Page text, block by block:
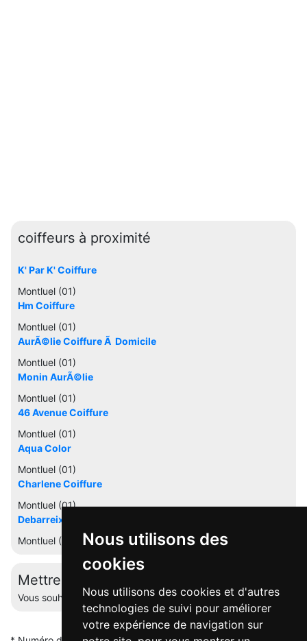
Nous utilisons des
cookies
Nous utilisons des cookies et d'autres
technologies de suivi pour améliorer
votre expérience de navigation sur
coiffeurs à proximité
K' Par K' Coiffure
Montluel (01)
Hm Coiffure
Montluel (01)
AurÃ©lie Coiffure Ã Domicile
Montluel (01)
Monin AurÃ©lie
Montluel (01)
46 Avenue Coiffure
Montluel (01)
Aqua Color
Montluel (01)
Charlene Coiffure
Montluel (01)
Debarreix Jean Paul
Montluel (01)
Mettre à jour cette fiche
Vous souhaitez éditer votre profil ? Contactez-nous.